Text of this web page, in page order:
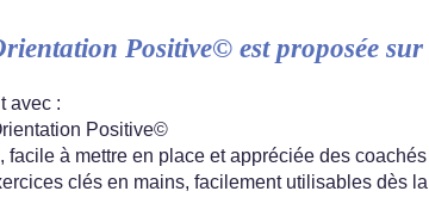
Positive© est proposée
avec :
Positive©
facile à mettre en place et appréciée des
clés en mains, facilement utilisables dès